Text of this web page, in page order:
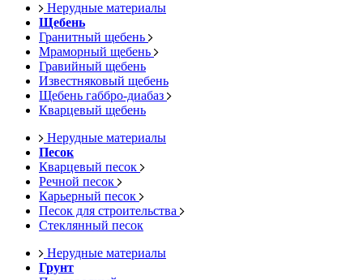
Нерудные материалы
Щебень
Гранитный щебень
Мраморный щебень
Гравийный щебень
Известняковый щебень
Щебень габбро-диабаз
Кварцевый щебень
Нерудные материалы
Песок
Кварцевый песок
Речной песок
Карьерный песок
Песок для строительства
Стеклянный песок
Нерудные материалы
Грунт